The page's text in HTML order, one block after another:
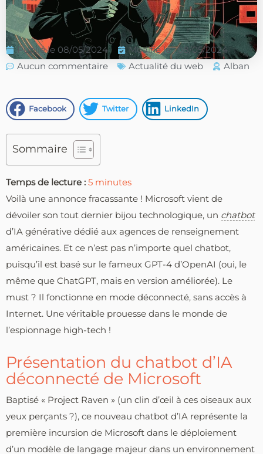
Publié le 08/05/2024
Modifié le : 08/05/2024
Aucun commentaire
Actualité du web Alban
Facebook Twitter LinkedIn
Sommaire
Temps de lecture : 5 minutes
Voilà une annonce fracassante ! Microsoft vient de
dévoiler son tout dernier bijou technologique, un chatbot
d’IA générative dédié aux agences de renseignement
américaines. Et ce n’est pas n’importe quel chatbot,
puisqu’il est basé sur le fameux GPT-4 d’OpenAI (oui, le
même que ChatGPT, mais en version améliorée). Le
must ? Il fonctionne en mode déconnecté, sans accès à
Internet. Une véritable prouesse dans le monde de
l’espionnage high-tech !
Présentation du chatbot d’IA
déconnecté de Microsoft
Baptisé « Project Raven » (un clin d’œil à ces oiseaux aux
yeux perçants ?), ce nouveau chatbot d’IA représente la
première incursion de Microsoft dans le déploiement
d’un modèle de langage majeur dans un environnement